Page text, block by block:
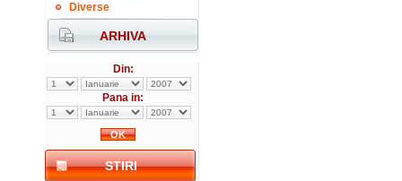
Diverse
ARHIVA
Din:
Pana in:
STIRI